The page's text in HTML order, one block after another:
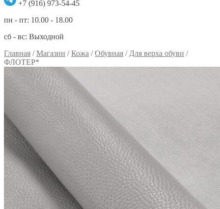
+7 (916) 973-54-45
пн - пт: 10.00 - 18.00
сб - вс: Выходной
Главная /Магазин /Кожа /Обувная / Для верха обуви /
ФЛОТЕР*